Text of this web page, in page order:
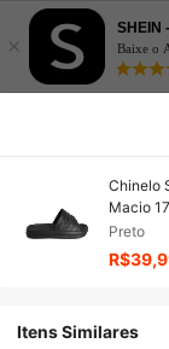
×
SHEIN
Baixe o
Chinelo
Macio
Preto
Itens Similares